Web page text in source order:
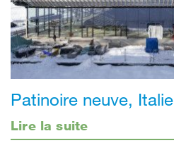
Patinoire neuve, Italie
Lire la suite